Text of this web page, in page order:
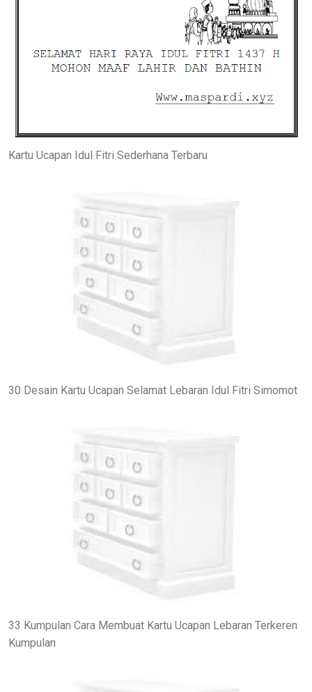
Kartu Ucapan Idul Fitri Sederhana Terbaru
30 Desain Kartu Ucapan Selamat Lebaran Idul Fitri Simomot
33 Kumpulan Cara Membuat Kartu Ucapan Lebaran Terkeren
Kumpulan